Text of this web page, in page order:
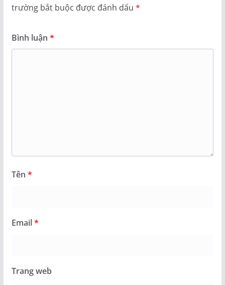
trường bắt buộc được đánh dấu *
Bình luận *
Tên *
Email*
Trang web